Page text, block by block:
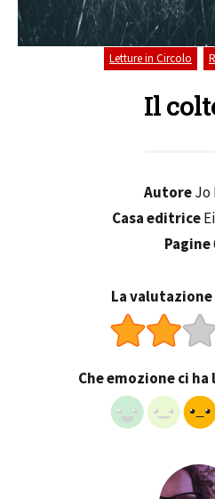
Letture in Circolo
Il
AutoreJo
Casa editrice
Pagine
La
Che emozione ci